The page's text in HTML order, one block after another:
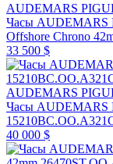
AUDEMARS
Часы AUDEMARS
Offshore Chrono
33 500 $
AUDEMARS
Часы AUDEMARS
40 000 $